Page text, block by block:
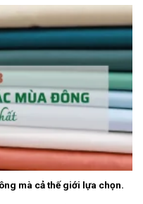
mà cả thế giới lựa chọn.